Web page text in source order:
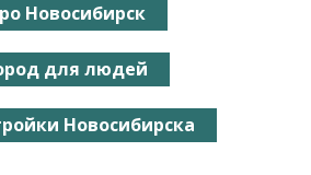
Новосибирск
для людей
Новосибирска